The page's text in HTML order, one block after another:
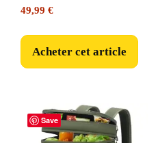
49,99 €
Acheter cet article
Save